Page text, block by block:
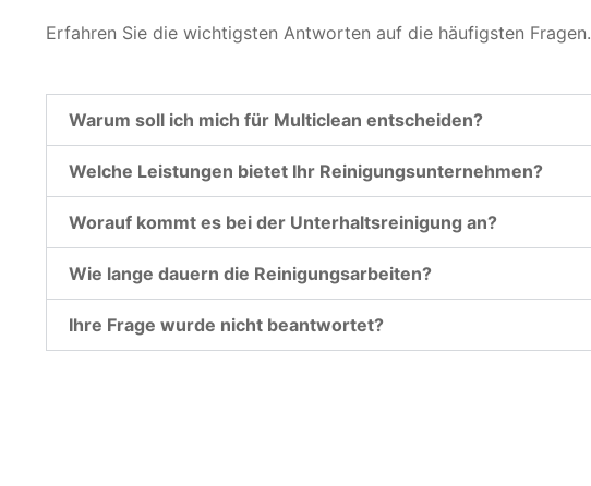
Erfahren Sie die wichtigsten Antworten auf die häufigsten Fragen.
Warum soll ich mich für Multiclean entscheiden?
Welche Leistungen bietet Ihr Reinigungsunternehmen?
Worauf kommt es bei der Unterhaltsreinigung an?
Wie lange dauern die Reinigungsarbeiten?
Ihre Frage wurde nicht beantwortet?